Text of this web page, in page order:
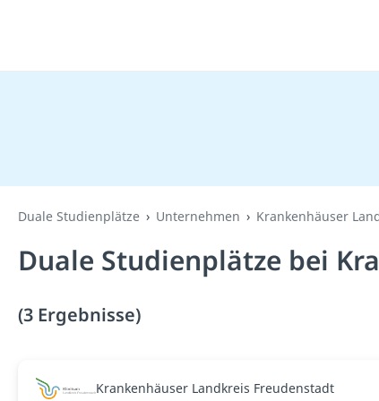
Duale Studienplätze Unternehmen Krankenhäuser
Duale Studienplätze bei
(3 Ergebnisse)
Krankenhäuser Landkreis Freudenstadt